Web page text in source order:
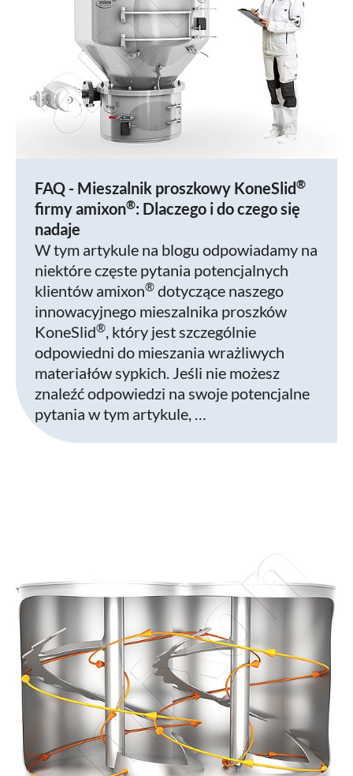
FAQ - Mieszalnik proszkowy KoneSlid®
firmy amixon®: Dlaczego i do czego się
nadaje
W tym artykule na blogu odpowiadamy na
niektóre częste pytania potencjalnych
klientów amixon® dotyczące naszego
innowacyjnego mieszalnika proszków
KoneSlid®, który jest szczególnie
odpowiedni do mieszania wrażliwych
materiałów sypkich. Jeśli nie możesz
znaleźć odpowiedzi na swoje potencjalne
pytania w tym artykule, …